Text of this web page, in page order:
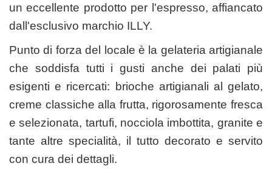
un eccellente prodotto per l'espresso, affiancato
dall'esclusivo marchio ILLY.
Punto di forza del locale è la gelateria artigianale
che soddisfa tutti i gusti anche dei palati più
esigenti e ricercati: brioche artigianali al gelato,
creme classiche alla frutta, rigorosamente fresca
e selezionata, tartufi, nocciola imbottita, granite e
tante altre specialità, il tutto decorato e servito
con cura dei dettagli.